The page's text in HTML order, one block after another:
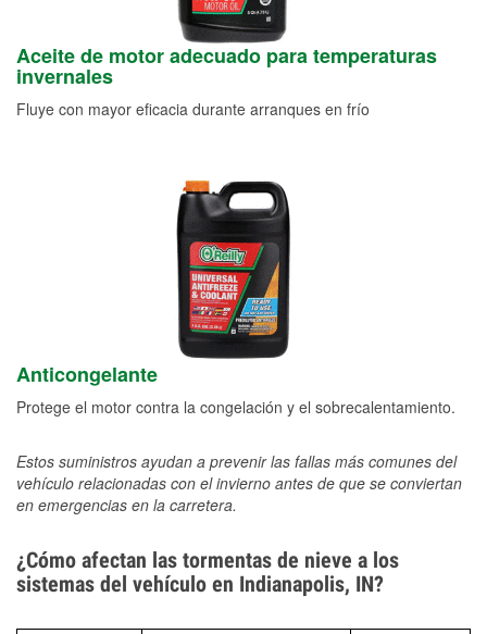
Aceite de motor adecuado para temperaturas
invernales
Fluye con mayor eficacia durante arranques en frío
Anticongelante
Protege el motor contra la congelación y el sobrecalentamiento.
Estos suministros ayudan a prevenir las fallas más comunes del
vehículo relacionadas con el invierno antes de que se conviertan
en emergencias en la carretera.
¿Cómo afectan las tormentas de nieve a los
sistemas del vehículo en Indianapolis, IN?